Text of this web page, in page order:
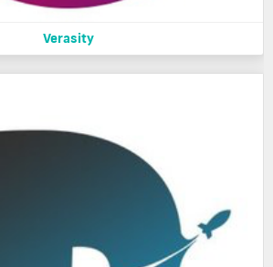
Verasity